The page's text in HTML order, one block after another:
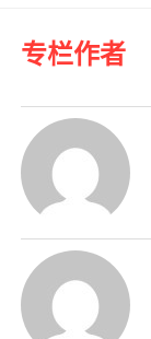
专栏作者